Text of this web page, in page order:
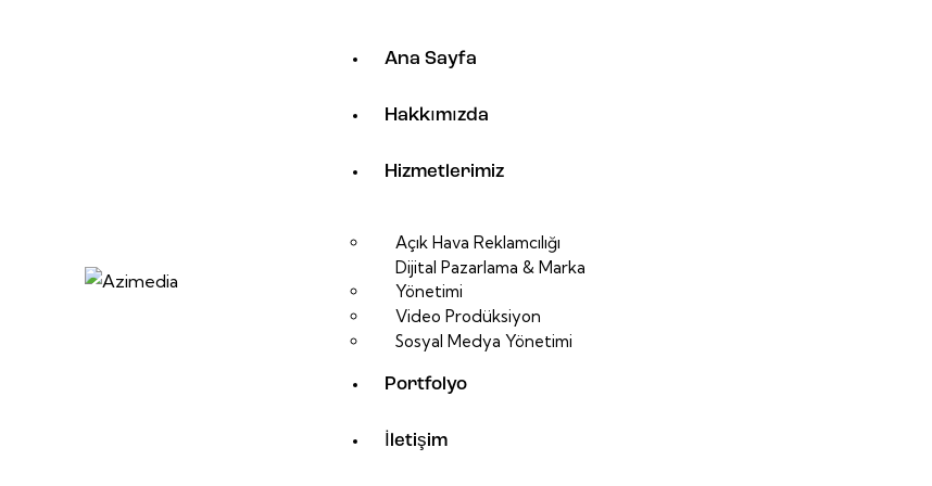
Ana Sayfa
Hakkımızda
Hizmetlerimiz
Açık Hava Reklamcılığı
Dijital Pazarlama & Marka
Yönetimi
Video Prodüksiyon
Sosyal Medya Yönetimi
Portfolyo
İletişim